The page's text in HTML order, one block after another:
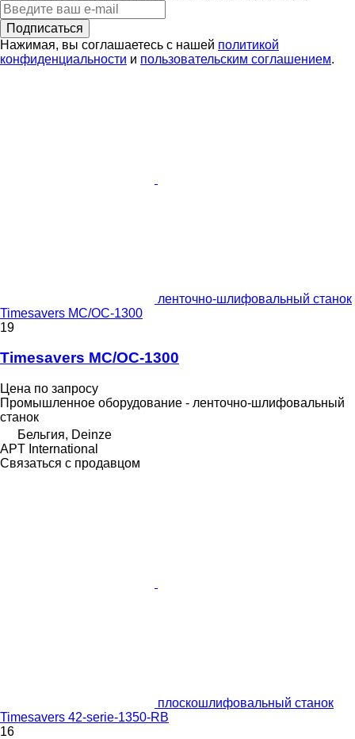
Подписаться
Нажимая, вы соглашаетесь с нашей политикой
конфиденциальности и пользовательским соглашением.
ленточно-шлифовальный станок
Timesavers MC/OC-1300
19
Timesavers MC/OC-1300
Цена по запросу
Промышленное оборудование - ленточно-шлифовальный
станок
Бельгия, Deinze
APT International
Связаться с продавцом
плоскошлифовальный станок
Timesavers 42-serie-1350-RB
16